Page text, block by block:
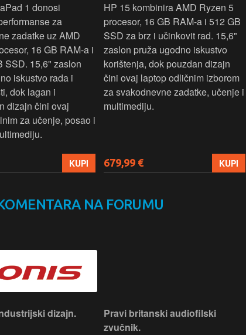
1 donosi
za
zadatke uz AMD
16 GB RAM-a i
SSD. 15,6" zaslon
iskustvo rada i
dok lagan i
dizajn čini ovaj
za učenje, posao i
KUPI
HP 15 kombinira AMD Ryzen 5
procesor, 16 GB RAM-a i 512 GB
SSD za brz i učinkovit rad. 15,6"
zaslon pruža ugodno iskustvo
korištenja, dok pouzdan dizajn
čini ovaj laptop odličnim izborom
za svakodnevne zadatke, učenje i
multimediju.
679,99 € KUPI
NA FORUMU
dizajn.
Pravi britanski audiofilski
zvučnik.